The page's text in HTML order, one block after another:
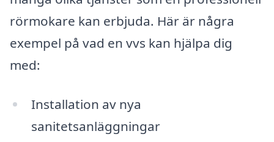
rörmokare kan erbjuda. Här är några
exempel på vad en vvs kan hjälpa dig
med:
Installation av nya
sanitetsanläggningar